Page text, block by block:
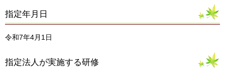
指定年月日
令和7年4月1日
指定法人が実施する研修